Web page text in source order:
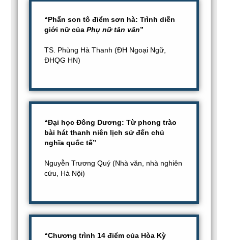
“Phấn son tô điểm sơn hà: Trình diễn
giới nữ của Phụ nữ tân văn”
TS. Phùng Hà Thanh (ĐH Ngoại Ngữ,
ĐHQG HN)
“Đại học Đông Dương: Từ phong trào
bài hát thanh niên lịch sử đến chủ
nghĩa quốc tế”
Nguyễn Trương Quý (Nhà văn, nhà nghiên
cứu, Hà Nội)
“Chương trình 14 điểm của Hòa Kỳ